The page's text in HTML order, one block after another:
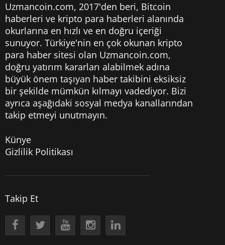
Uzmancoin.com, 2017'den beri, Bitcoin
haberleri ve kripto para haberleri alanında
okurlarına en hızlı ve en doğru içeriği
sunuyor. Türkiye'nin en çok okunan kripto
para haber sitesi olan Uzmancoin.com,
doğru yatırım kararları alabilmek adına
büyük önem taşıyan haber takibini eksiksiz
bir şekilde mümkün kılmayı vadediyor. Bizi
ayrıca aşağıdaki sosyal medya kanallarından
takip etmeyi unutmayın.
Künye
Gizlilik Politikası
Takip Et